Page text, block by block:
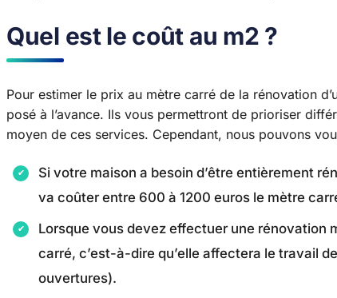
Quel est le coût au m2 ?
Pour estimer le prix au mètre carré de la rénovation
posé à l’avance. Ils vous permettront de prioriser
moyen de ces services. Cependant, nous pouvons
Si votre maison a besoin d’être entièrement
va coûter entre 600 à 1200 euros le mètre
Lorsque vous devez effectuer une rénovation
carré, c’est-à-dire qu’elle affectera le travail
ouvertures).